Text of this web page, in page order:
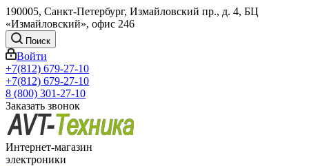
190005, Санкт-Петербург, Измайловский пр., д. 4, БЦ
«Измайловский», офис 246
Поиск
Войти
+7(812) 679-27-10
+7(812) 679-27-10
8 (800) 301-27-10
Заказать звонок
Интернет-магазин
электроники